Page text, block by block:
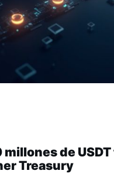
millones de
Treasury